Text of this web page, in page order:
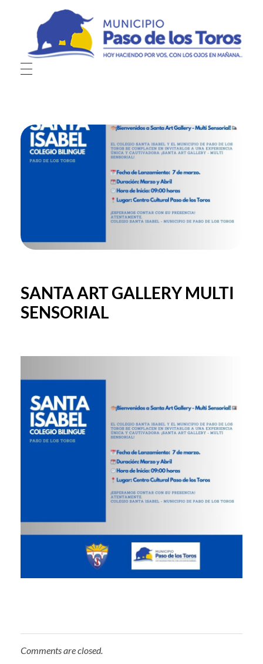
Municipio de Paso de los Toros
Hoy haciendo para vos, con los ojos en mañana
SANTA ART GALLERY MULTI
SENSORIAL
Comments are closed.